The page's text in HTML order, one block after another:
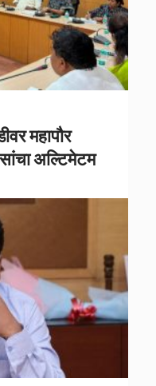
महापौर
अल्टिमेटम